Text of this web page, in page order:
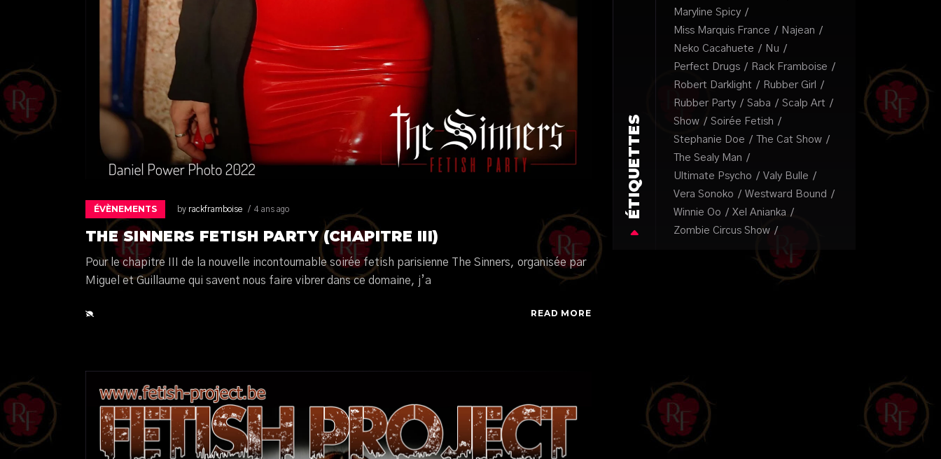
ÉVÈNEMENTS by rackframboise 4 ans ago
THE SINNERS FETISH PARTY (CHAPITRE III)
Pour le chapitre III de la nouvelle incontournable soirée fetish parisienne The Sinners, organisée par
Miguel et Guillaume qui savent nous faire vibrer dans ce domaine, j’a
READ MORE
ÉTIQUETTES
Maryline Spicy
Miss Marquis France
Najean
Neko Cacahuete
Nu
Perfect Drugs
Rack Framboise
Robert Darklight
Rubber Girl
Rubber Party
Saba
Scalp Art
Show
Soirée Fetish
Stephanie Doe
The Cat Show
The Sealy Man
Ultimate Psycho
Valy Bulle
Vera Sonoko
Westward Bound
Winnie Oo
Xel Anianka
Zombie Circus Show